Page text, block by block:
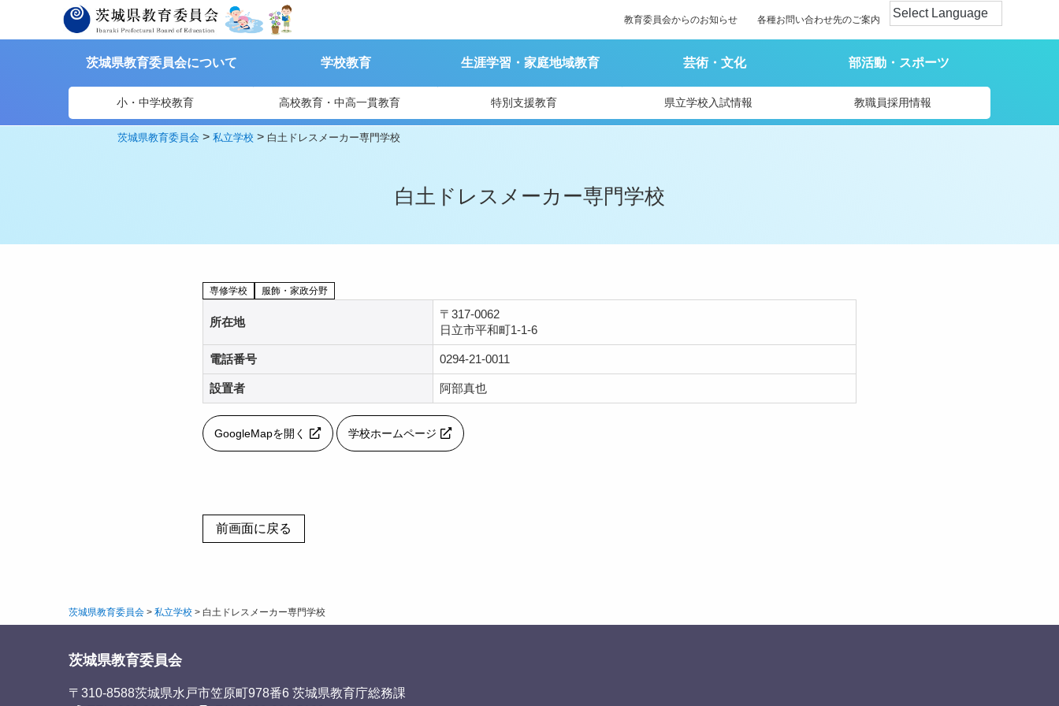
教育委員会からのお知らせ 各種お問い合わせ先のご案内
茨城県教育委員会について 学校教育 生涯学習・家庭地域教育 芸術・文化 部活動・スポーツ
小・中学校教育 高校教育・中高一貫教育 特別支援教育 県立学校入試情報 教職員採用情報
茨城県教育委員会 >私立学校 > 白土ドレスメーカー専門学校
白土ドレスメーカー専門学校
専修学校 服飾・家政分野
所在地
〒317-0062
日立市平和町1-1-6
電話番号 0294-21-0011
設置者 阿部真也
GoogleMapを開く 学校ホームページ
茨城県教育委員会 > 私立学校 > 白土ドレスメーカー専門学校
茨城県教育委員会
〒310-8588茨城県水戸市笠原町978番6 茨城県教育庁総務課